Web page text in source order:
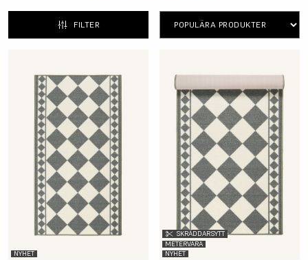
FILTER
NYHET
SKRÄDDARSYTT
METERVARA
NYHET